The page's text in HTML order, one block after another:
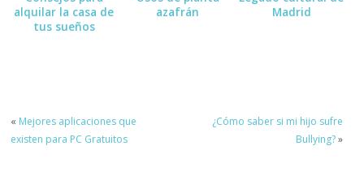
alquilar la casa de
tus sueños
azafrán
Madrid
« Mejores aplicaciones que
existen para PC Gratuitos
¿Cómo saber si mi hijo sufre
Bullying?»